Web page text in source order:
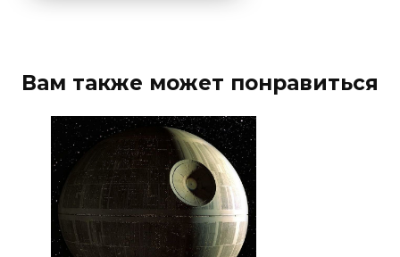
Вам также может понравиться